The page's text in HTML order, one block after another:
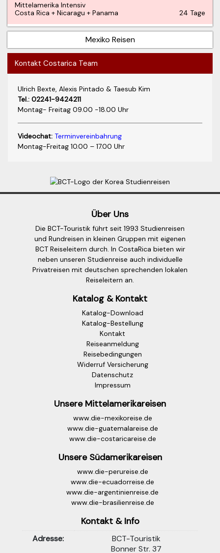
Mittelamerika Intensiv
Costa Rica + Nicaragu + Panama
24 Tage
Mexiko Reisen
Kontakt Costarica Team
Ulrich Bexte, Alexis Pintado & Taesub Kim
Tel.: 02241-9424211
Montag- Freitag 09.00 -18.00 Uhr
Videochat: Terminvereinbahrung
Montag-Freitag 10.00 – 17.00 Uhr
Über Uns
Die BCT-Touristik führt seit 1993 Studienreisen
und Rundreisen in kleinen Gruppen mit eigenen
BCT Reiseleitern durch. In CostaRica bieten wir
neben unseren Studienreise auch individuelle
Privatreisen mit deutschen sprechenden lokalen
Reiseleitern an.
Katalog & Kontakt
Katalog-Download
Katalog-Bestellung
Kontakt
Reiseanmeldung
Reisebedingungen
Widerruf Versicherung
Datenschutz
Impressum
Unsere Mittelamerikareisen
www.die-mexikoreise.de
www.die-guatemalareise.de
www.die-costaricareise.de
Unsere Südamerikareisen
www.die-perureise.de
www.die-ecuadorreise.de
www.die-argentinienreise.de
www.die-brasilienreise.de
Kontakt & Info
Adresse:
BCT-Touristik
Bonner Str. 37